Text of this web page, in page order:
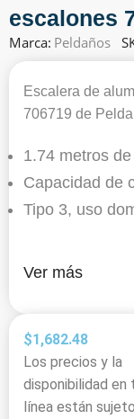
escalones
Marca: Peldaños
Escalera de
706719 de
1.74 metros
Capacidad de
Tipo 3, uso
Ver más
$1,682.48
Los precios y la
disponibilidad en
línea están